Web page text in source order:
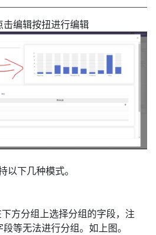
编辑按扭进行编辑
以下几种模式。
方分组上选择分组的字段，注
等无法进行分组。如上图。